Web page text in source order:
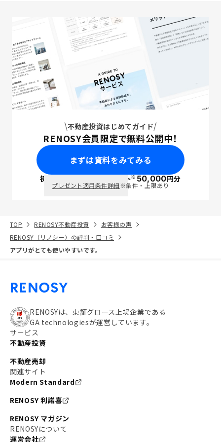
不動産投資はじめてガイド
RENOSY会員限定で無料公開中！
まずは資料をみてみる
初回面談で ポイント※50,000円分
プレゼント適用条件詳細※条件・上限あり
TOP RENOSY不動産投資
お客様の声
RENOSY（リノシー）の評判・口コミ
アプリがとても使いやすいです。
RENOSYは、東証グロース上場企業である
GA technologiesが運営しています。
サービス
不動産投資
不動産売却
関連サイト
Modern Standard
RENOSY 利諾喜
RENOSY マガジン
RENOSYについて
運営会社